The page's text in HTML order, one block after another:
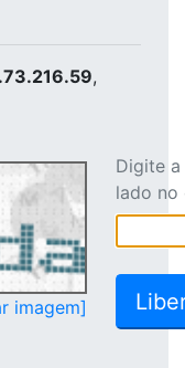
,
imagem]
Digite
lado no